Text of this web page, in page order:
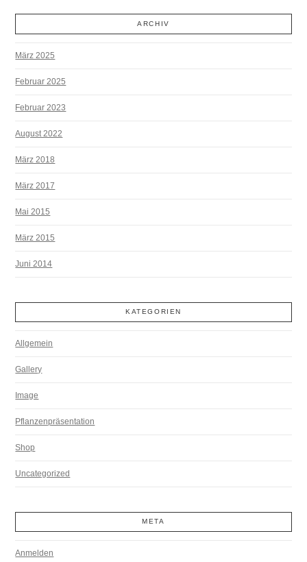
ARCHIV
März 2025
Februar 2025
Februar 2023
August 2022
März 2018
März 2017
Mai 2015
März 2015
Juni 2014
KATEGORIEN
Allgemein
Gallery
Image
Pflanzenpräsentation
Shop
Uncategorized
META
Anmelden